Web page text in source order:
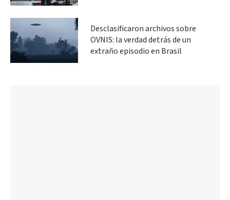
Desclasificaron archivos sobre
OVNIS: la verdad detrás de un
extraño episodio en Brasil